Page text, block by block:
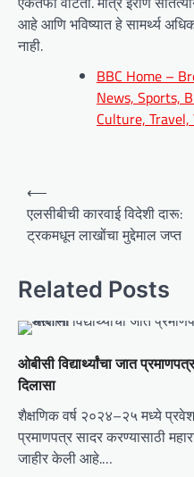
आहे आणि भविष्यात हे सामर्थ्य
नाही.
BBC Home –
News, Sports,
Culture,
o
n
a
v
i
g
a
t
⟵
एलसीबीची कारवाई विदेशी दारू:
ट्रकमधून लाखोंचा मुद्देमाल जप्त
Related Posts
ओबीसी विद्यार्थ्यांचा जात
दिलासा
शैक्षणिक वर्ष २०२४–२५ मध्ये प्रवेश
प्रमाणपत्र सादर करण्यासाठी
जाहीर केली आहे.…